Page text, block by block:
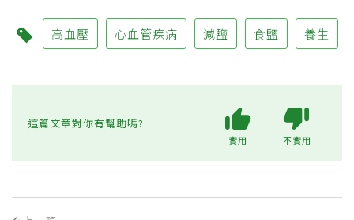
高血壓 心血管疾病 減鹽 食鹽 養生
這篇文章對你有幫助嗎?
實用 不實用